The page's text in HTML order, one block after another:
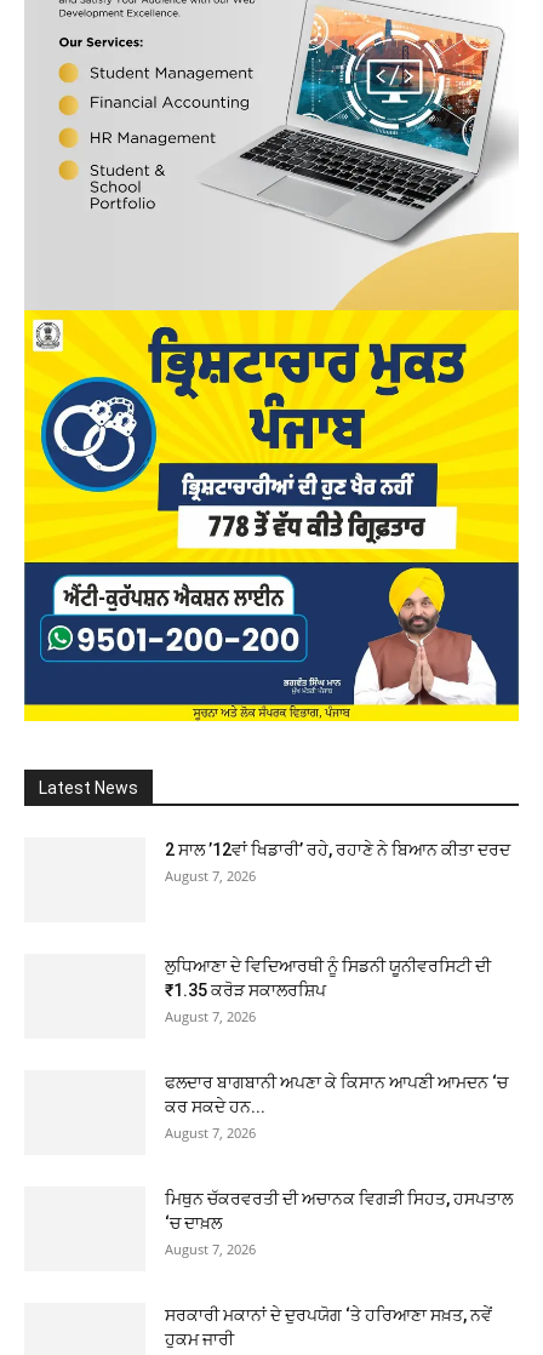
Latest News
2 ਸਾਲ ’12ਵਾਂ ਖਿਡਾਰੀ’ ਰਹੇ, ਰਹਾਣੇ ਨੇ ਬਿਆਨ ਕੀਤਾ ਦਰਦ
August 7, 2026
ਲੁਧਿਆਣਾ ਦੇ ਵਿਦਿਆਰਥੀ ਨੂੰ ਸਿਡਨੀ ਯੂਨੀਵਰਸਿਟੀ ਦੀ
₹1.35 ਕਰੋੜ ਸਕਾਲਰਸ਼ਿਪ
August 7, 2026
ਫਲਦਾਰ ਬਾਗਬਾਨੀ ਅਪਣਾ ਕੇ ਕਿਸਾਨ ਆਪਣੀ ਆਮਦਨ ‘ਚ
ਕਰ ਸਕਦੇ ਹਨ...
August 7, 2026
ਮਿਥੁਨ ਚੱਕਰਵਰਤੀ ਦੀ ਅਚਾਨਕ ਵਿਗੜੀ ਸਿਹਤ, ਹਸਪਤਾਲ
‘ਚ ਦਾਖ਼ਲ
August 7, 2026
ਸਰਕਾਰੀ ਮਕਾਨਾਂ ਦੇ ਦੁਰਪਯੋਗ ‘ਤੇ ਹਰਿਆਣਾ ਸਖ਼ਤ, ਨਵੇਂ
ਹੁਕਮ ਜਾਰੀ